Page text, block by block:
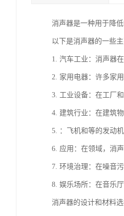
消声器是一种用于降
以下是消声器的一些主
1. 汽车工业：消声器
2. 家用电器：许多家
3. 工业设备：在工厂
4. 建筑行业：在建筑
5. ：飞机和等的发动
6. 应用：在领域，消
7. 环境治理：在噪音
8. 娱乐场所：在音乐
消声器的设计和材料